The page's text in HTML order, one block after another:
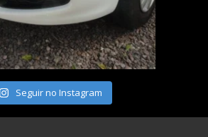
Seguir no Instagram